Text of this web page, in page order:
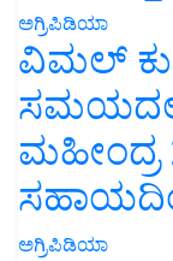
ಅಗ್ರಿಪಿಡಿಯಾ
ವಿಮಲ್
ಮಹೀಂದ್ರ
ಅಗ್ರಿಪಿಡಿಯಾ